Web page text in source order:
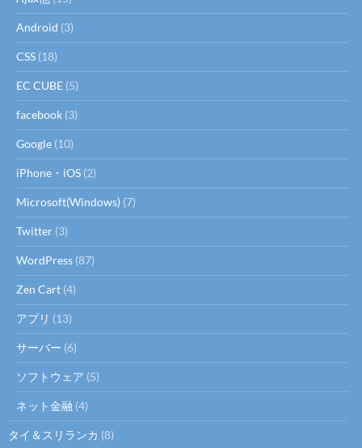
Android (3)
CSS (18)
EC CUBE (5)
facebook (3)
Google (10)
iPhone・iOS (2)
Microsoft(Windows) (7)
Twitter (3)
WordPress (87)
Zen Cart (4)
アプリ (13)
サーバー (6)
ソフトウェア (5)
ネット金融 (4)
タイ＆スリランカ (8)